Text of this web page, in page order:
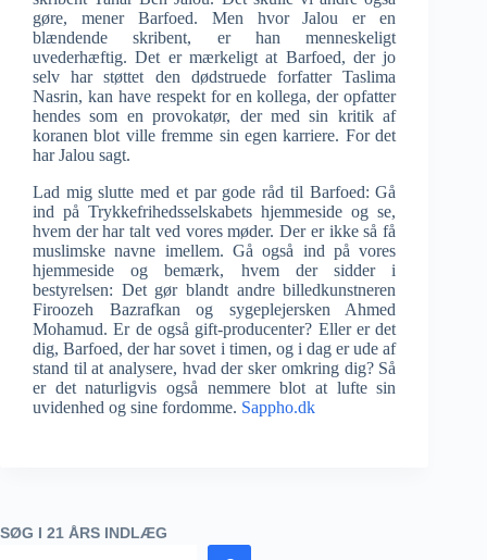
gøre, mener Barfoed. Men hvor Jalou er en
blændende skribent, er han menneskeligt
uvederhæftig. Det er mærkeligt at Barfoed, der jo
selv har støttet den dødstruede forfatter Taslima
Nasrin, kan have respekt for en kollega, der opfatter
hendes som en provokatør, der med sin kritik af
koranen blot ville fremme sin egen karriere. For det
har Jalou sagt.
Lad mig slutte med et par gode råd til Barfoed: Gå
ind på Trykkefrihedsselskabets hjemmeside og se,
hvem der har talt ved vores møder. Der er ikke så få
muslimske navne imellem. Gå også ind på vores
hjemmeside og bemærk, hvem der sidder i
bestyrelsen: Det gør blandt andre billedkunstneren
Firoozeh Bazrafkan og sygeplejersken Ahmed
Mohamud. Er de også gift-producenter? Eller er det
dig, Barfoed, der har sovet i timen, og i dag er ude af
stand til at analysere, hvad der sker omkring dig? Så
er det naturligvis også nemmere blot at lufte sin
uvidenhed og sine fordomme. Sappho.dk
SØG I 21 ÅRS INDLÆG